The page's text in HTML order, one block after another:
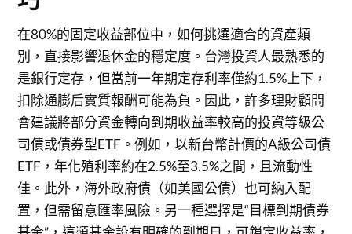
在80%的固定收益部位中，如何挑選適合的資產類
別，直接影響退休金的穩定度。台灣投資人最熟悉的
是銀行定存，但當前一年期定存利率僅約1.5%上下，
扣除通膨后實質報酬可能為負。因此，許多理財顧問
會建議將部分資金轉向到期收益率較高的投資等級公
司債或債券型ETF。例如，以新台幣計價的A級公司債
ETF，年化殖利率約在2.5%至3.5%之間，且流動性
佳。此外，海外政府債（如美國公債）也可納入配
置，但需留意匯率風險。另一種選擇是“目標到期債券